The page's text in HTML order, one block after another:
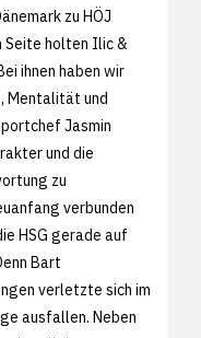
zu HÖJ
Seite holten Ilic &
ihnen haben wir
Mentalität und
Jasmin
und die
zu
verbunden
HSG gerade auf
Bart
verletzte sich im
ausfallen. Neben